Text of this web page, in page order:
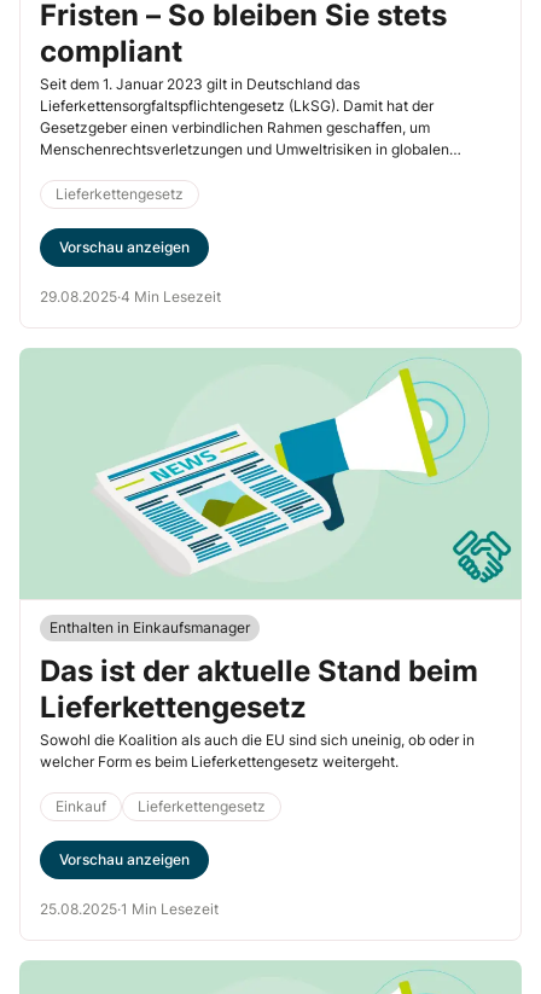
Fristen – So bleiben Sie stets
compliant
Seit dem 1. Januar 2023 gilt in Deutschland das
Lieferkettensorgfaltspflichtengesetz (LkSG). Damit hat der
Gesetzgeber einen verbindlichen Rahmen geschaffen, um
Menschenrechtsverletzungen und Umweltrisiken in globalen
verpflichtet, ihre Lieferketten auf Risiken wie Kinderarbeit,
Zwangsarbeit oder schwere Umweltverschmutzung zu prüfen und
geeignete Maßnahmen zu ergreifen. Das Ziel ist klar: Unternehmen
sollen Verantwortung übernehmen – nicht nur im eigenen Betrieb,
Ihnen wie Sie mehr Klarheit bekommen und digitale Tools richtig
nutzen.
Lieferkettengesetz
Vorschau anzeigen
29.08.2025·4 Min Lesezeit
Enthalten in Einkaufsmanager
Das ist der aktuelle Stand beim
Lieferkettengesetz
Sowohl die Koalition als auch die EU sind sich uneinig, ob oder in
welcher Form es beim Lieferkettengesetz weitergeht.
Einkauf Lieferkettengesetz
Vorschau anzeigen
25.08.2025·1 Min Lesezeit